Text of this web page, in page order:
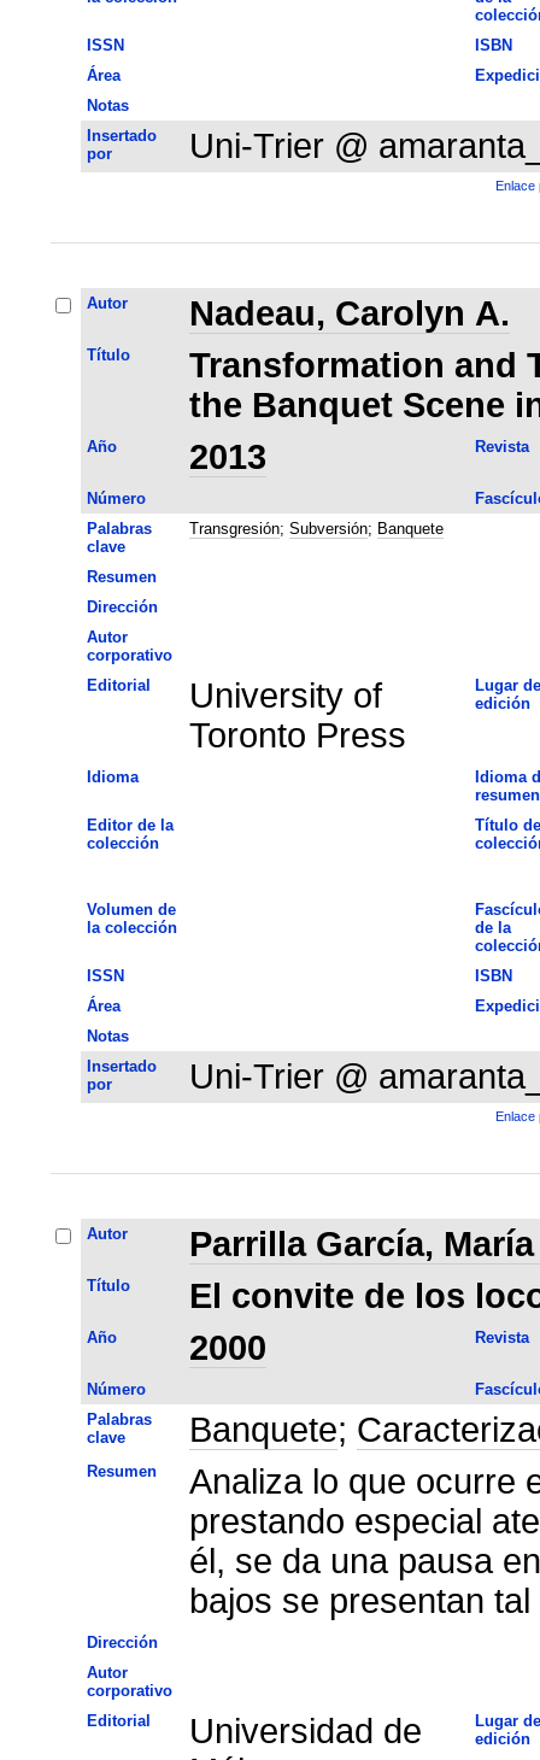
ISSN
ISBN
Área
Notas
Insertado
por
Uni-Trier @
Enlace
Autor Nadeau, Carolyn A.
Título
Transformation and
the Banquet Scene
Año 2013 Revista
Número
Palabras
clave
Transgresión; Subversión; Banquete
Resumen
Dirección
Autor
corporativo
Editorial
University of
Toronto Press
Lugar de
edición
Idioma
Idioma
resumen
Editor de la
colección
Título
Volumen de
la colección
de la
ISSN
ISBN
Área
Notas
Insertado
por
Uni-Trier @
Enlace
Autor Parrilla García,
Título El convite de los
Año 2000 Revista
Número
Palabras
clave
Banquete;
Resumen
Analiza lo que ocurre
prestando especial
él, se da una pausa
bajos se presentan
Dirección
Autor
corporativo
Editorial
Universidad de
Lugar de
edición